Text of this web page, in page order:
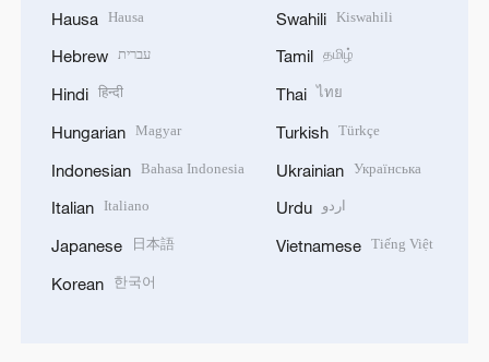
Hausa Hausa
Hebrew עברית
Hindi हिन्दी
Hungarian Magyar
Indonesian Bahasa Indonesia
Italian Italiano
Japanese 日本語
Korean 한국어
Swahili Kiswahili
Tamil தமிழ்
Thai ไทย
Turkish Türkçe
Ukrainian Українська
Urdu اردو
Vietnamese Tiếng Việt